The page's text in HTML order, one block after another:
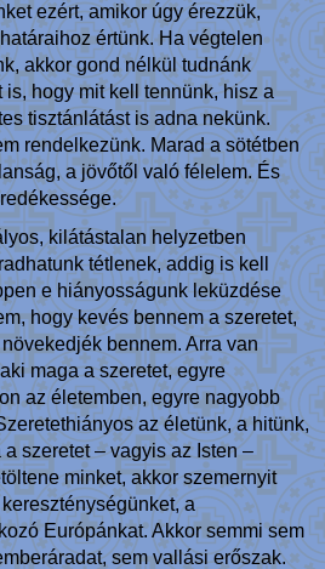
ezért, amikor úgy érezzük,
értünk. Ha végtelen
akkor gond nélkül tudnánk
hogy mit kell tennünk, hisz a
tisztánlátást is adna nekünk.
rendelkezünk. Marad a sötétben
a jövőtől való félelem. És
kilátástalan helyzetben
tétlenek, addig is kell
e hiányosságunk leküzdése
hogy kevés bennem a szeretet,
bennem. Arra van
maga a szeretet, egyre
az életemben, egyre nagyobb
az életünk, a hitünk,
szeretet – vagyis az Isten –
minket, akkor szemernyit
a
Európánkat. Akkor semmi sem
sem vallási erőszak.